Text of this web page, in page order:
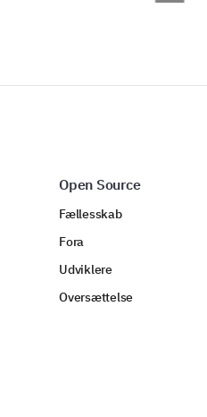
Open Source
Fællesskab
Fora
Udviklere
Oversættelse